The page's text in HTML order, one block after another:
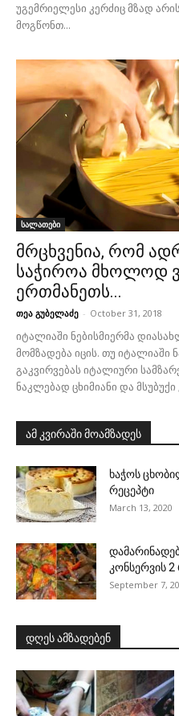
უგემრიელესი კერძიც მზად
მოგწონთ...
სალათები
მრცხვენია, რომ
საჭიროა მხოლოდ
ერთმანეთს...
თეა გუბელაძე - October 31, 2018
იტალიაში ნებისმიერმა
მომზადება იცის. თუ იტალიაში
გაკვირვებას იტალიური
ნაკლებად ცხიმიანი და
ამ კვირაში მოამზადეს
ხაჭოს
რეცეპტი
March 13, 2020
კონსერვის 2
September 7,
დღეს ამზადებენ